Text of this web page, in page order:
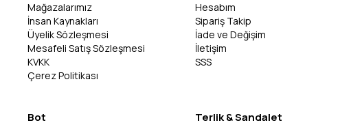
Mağazalarımız
İnsan Kaynakları
Üyelik Sözleşmesi
Mesafeli Satış Sözleşmesi
KVKK
Çerez Politikası
Hesabım
Sipariş Takip
İade ve Değişim
İletişim
SSS
Bot Terlik & Sandalet